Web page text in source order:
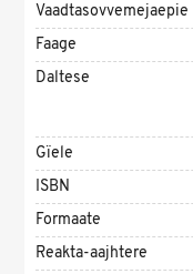
Vaadtasovvemejaepie
Faage
Daltese
Gïele
ISBN
Formaate
Reakta-aajhtere